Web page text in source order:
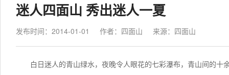
迷人四面山 秀出迷人一夏
发布时间：2014-01-01 作者：四面山 来源： 四面山
白日迷人的青山绿水，夜晚令人眼花的七彩瀑布，青山间的十